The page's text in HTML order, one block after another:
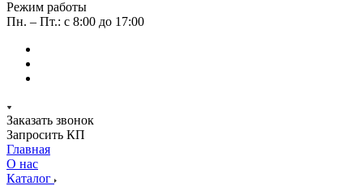
Режим работы
Пн. – Пт.: с 8:00 до 17:00
Заказать звонок
Запросить КП
Главная
О нас
Каталог